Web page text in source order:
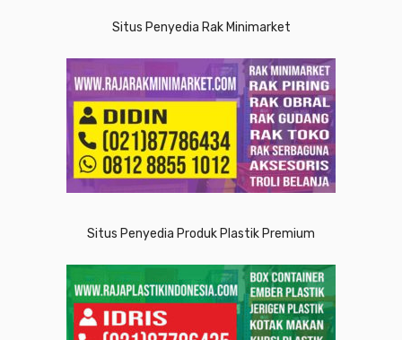
Situs Penyedia Rak Minimarket
Situs Penyedia Produk Plastik Premium